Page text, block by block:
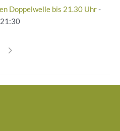
Doppelwelle bis 21.30 Uhr-